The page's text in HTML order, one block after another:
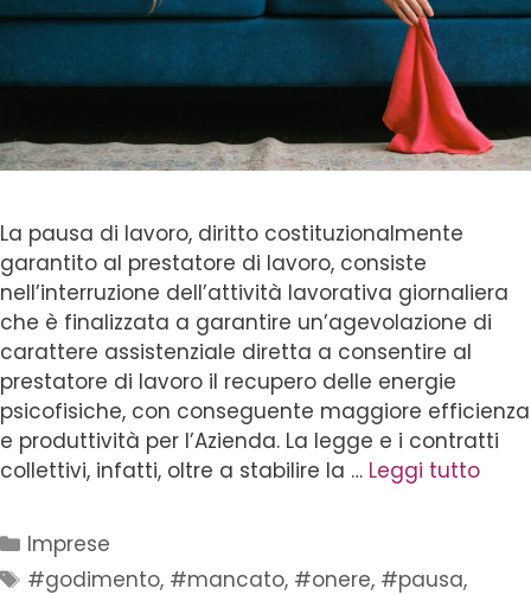
La pausa di lavoro, diritto costituzionalmente
garantito al prestatore di lavoro, consiste
nell’interruzione dell’attività lavorativa giornaliera
che è finalizzata a garantire un’agevolazione di
carattere assistenziale diretta a consentire al
prestatore di lavoro il recupero delle energie
psicofisiche, con conseguente maggiore efficienza
e produttività per l’Azienda. La legge e i contratti
collettivi, infatti, oltre a stabilire la … Leggi tutto
Imprese
#godimento, #mancato, #onere, #pausa,